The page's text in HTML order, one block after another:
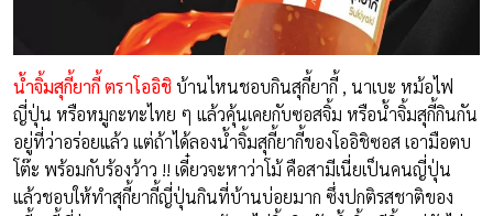
น้ำจิ้มสุกี้ยากี้ ตราโออิชิบ้านไหนชอบกินสุกี้ยากี้ , นาเบะ หม้อไฟ
ญี่ปุ่น หรือหมูกะทะไทย ๆ แล้วคุ้นเคยกับซอสจิ้ม หรือน้ำจิ้มสุกี้กินกัน
อยู่ที่ว่าอร่อยแล้ว แต่ถ้าได้ลองน้ำจิ้มสุกี้ยากี้ของโออิชิซอส เอามือตบ
โต๊ะ พร้อมกับร้องว้าว !! เดี๋ยวจะหาว่าโม้ คือสามีเนี่ยเป็นคนญี่ปุ่น
แล้วชอบให้ทำสุกี้ยากี้ญี่ปุ่นกินที่บ้านบ่อยมาก ซึ่งปกติรสชาติของ